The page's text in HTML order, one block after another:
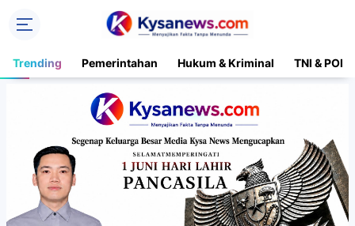
Trending Pemerintahan Hukum & Kriminal TNI &